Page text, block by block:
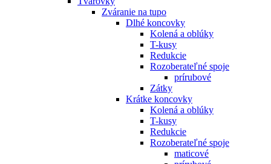
Zváranie na tupo
Dlhé koncovky
Kolená a oblúky
T-kusy
Redukcie
Rozoberateľné spoje
prírubové
Zátky
Krátke koncovky
Kolená a oblúky
T-kusy
Redukcie
Rozoberateľné spoje
maticové